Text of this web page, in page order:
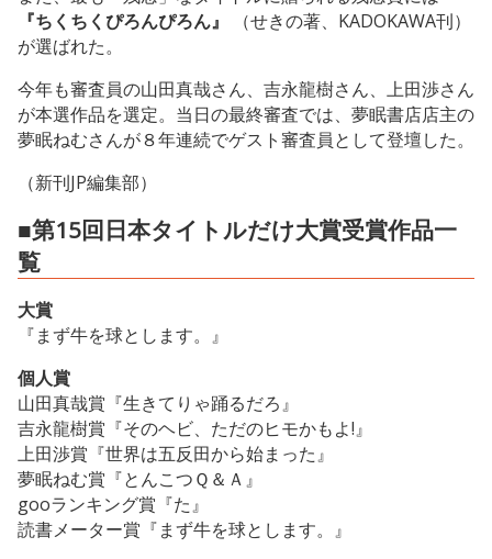
『ちくちくぴろんぴろん』
（せきの著、KADOKAWA刊）
が選ばれた。
今年も審査員の山田真哉さん、吉永龍樹さん、上田渉さん
が本選作品を選定。当日の最終審査では、夢眠書店店主の
夢眠ねむさんが８年連続でゲスト審査員として登壇した。
（新刊JP編集部）
■第15回日本タイトルだけ大賞受賞作品一
覧
大賞
『まず牛を球とします。』
個人賞
山田真哉賞『生きてりゃ踊るだろ』
吉永龍樹賞『そのヘビ、ただのヒモかもよ!』
上田渉賞『世界は五反田から始まった』
夢眠ねむ賞『とんこつＱ＆Ａ』
gooランキング賞『た』
読書メーター賞『まず牛を球とします。』